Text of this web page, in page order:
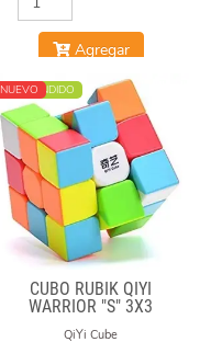
Agregar
MÁS VENDIDO
NUEVO
CUBO RUBIK QIYI
WARRIOR "S" 3X3
STICKERLESS
QiYi Cube